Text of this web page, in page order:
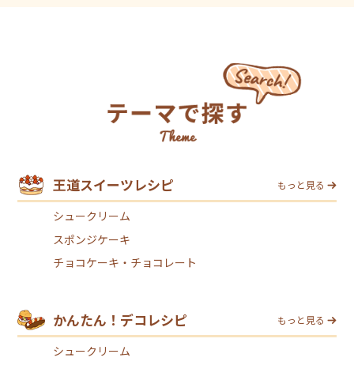
王道スイーツレシピ もっと見る
シュークリーム
スポンジケーキ
チョコケーキ・チョコレート
かんたん！デコレシピ もっと見る
シュークリーム